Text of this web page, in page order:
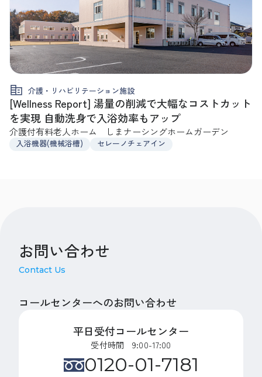
介護・リハビリテーション施設
[Wellness Report] 湯量の削減で大幅なコストカット
を実現 自動洗身で入浴効率もアップ
介護付有料老人ホーム しまナーシングホームガーデン
入浴機器(機械浴槽) セレーノチェアイン
お問い合わせ
Contact Us
コールセンターへのお問い合わせ
平日受付コールセンター
受付時間 9:00-17:00
0120-01-7181